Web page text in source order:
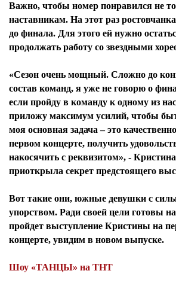
Важно, чтобы номер понравился не
наставникам. На этот раз
до финала. Для этого ей нужно
продолжать работу со звездными
«Сезон очень мощный. Сложно до
состав команд, я уже не говорю о
если пройду в команду к одному из
приложу максимум усилий, чтобы
моя основная задача – это
первом концерте, получить
накосячить с реквизитом», -
приоткрыла секрет предстоящего
Вот такие они, южные девушки с
упорством. Ради своей цели готовы
пройдет выступление Кристины на
концерте, увидим в новом выпуске.
Шоу «ТАНЦЫ» на ТНТ